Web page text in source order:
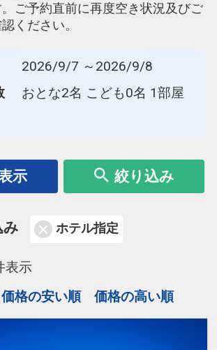
ご予約直前に再度空き状況及びご
ください。
2026/9/7 ～2026/9/8
おとな2名 こども0名 1部屋
示 絞り込み
み ホテル指定
表示
価格の安い順 価格の高い順